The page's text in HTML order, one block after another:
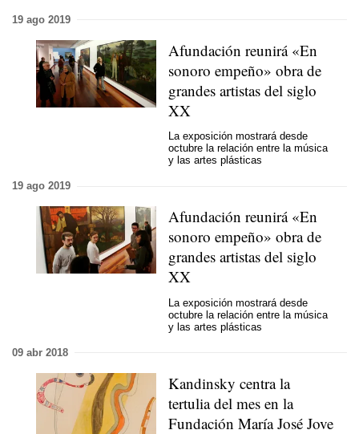
19 ago 2019
Afundación reunirá «En
sonoro empeño» obra de
grandes artistas del siglo
XX
La exposición mostrará desde
octubre la relación entre la música
y las artes plásticas
19 ago 2019
Afundación reunirá «En
sonoro empeño» obra de
grandes artistas del siglo
XX
La exposición mostrará desde
octubre la relación entre la música
y las artes plásticas
09 abr 2018
Kandinsky centra la
tertulia del mes en la
Fundación María José Jove